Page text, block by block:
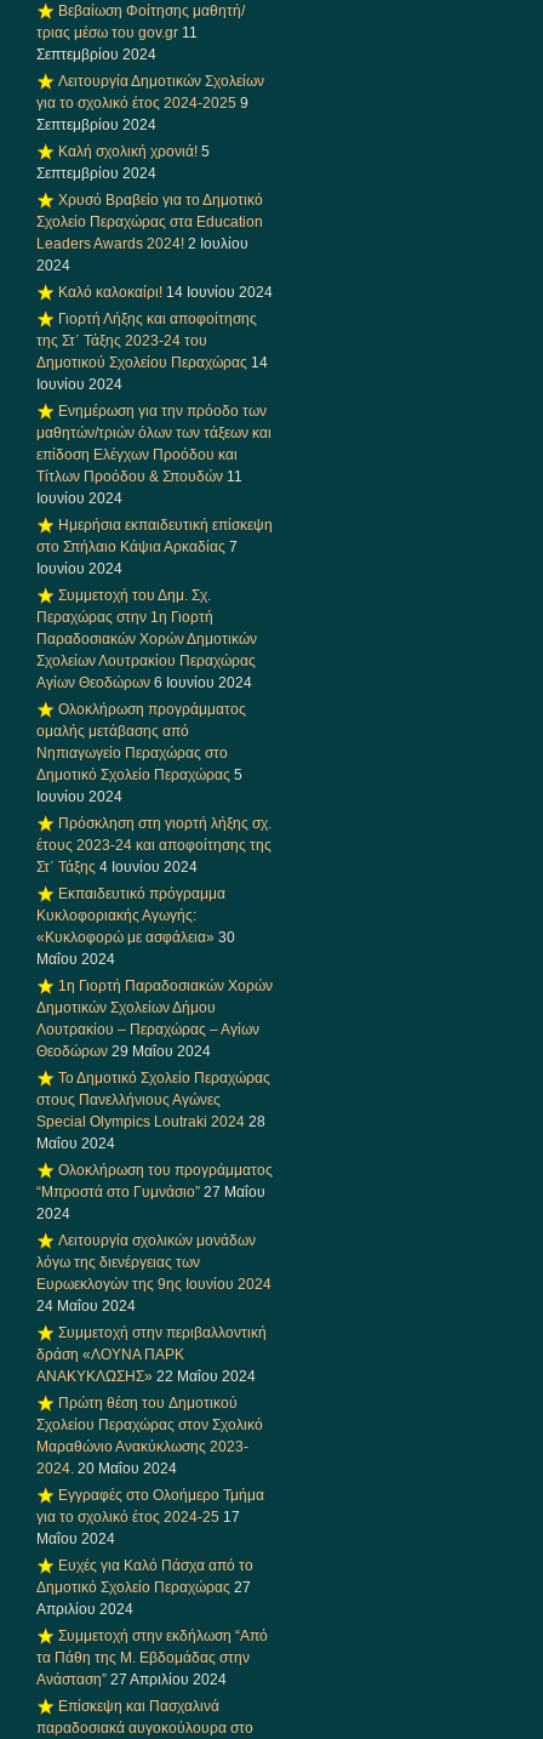
Βεβαίωση Φοίτησης μαθητή/
τριας μέσω του gov.gr 11
Σεπτεμβρίου 2024
Λειτουργία Δημοτικών Σχολείων
για το σχολικό έτος 2024-2025 9
Σεπτεμβρίου 2024
Καλή σχολική χρονιά! 5
Σεπτεμβρίου 2024
Χρυσό Βραβείο για το Δημοτικό
Σχολείο Περαχώρας στα Education
Leaders Awards 2024! 2 Ιουλίου
2024
Καλό καλοκαίρι! 14 Ιουνίου 2024
Γιορτή Λήξης και αποφοίτησης
της Στ΄ Τάξης 2023-24 του
Δημοτικού Σχολείου Περαχώρας 14
Ιουνίου 2024
Ενημέρωση για την πρόοδο των
μαθητών/τριών όλων των τάξεων και
επίδοση Ελέγχων Προόδου και
Τίτλων Προόδου & Σπουδών 11
Ιουνίου 2024
Ημερήσια εκπαιδευτική επίσκεψη
στο Σπήλαιο Κάψια Αρκαδίας 7
Ιουνίου 2024
Συμμετοχή του Δημ. Σχ.
Περαχώρας στην 1η Γιορτή
Παραδοσιακών Χορών Δημοτικών
Σχολείων Λουτρακίου Περαχώρας
Αγίων Θεοδώρων 6 Ιουνίου 2024
Ολοκλήρωση προγράμματος
ομαλής μετάβασης από
Νηπιαγωγείο Περαχώρας στο
Δημοτικό Σχολείο Περαχώρας 5
Ιουνίου 2024
Πρόσκληση στη γιορτή λήξης σχ.
έτους 2023-24 και αποφοίτησης της
Στ΄ Τάξης 4 Ιουνίου 2024
Εκπαιδευτικό πρόγραμμα
Κυκλοφοριακής Αγωγής:
«Κυκλοφορώ με ασφάλεια» 30
Μαΐου 2024
1η Γιορτή Παραδοσιακών Χορών
Δημοτικών Σχολείων Δήμου
Λουτρακίου – Περαχώρας – Αγίων
Θεοδώρων 29 Μαΐου 2024
Το Δημοτικό Σχολείο Περαχώρας
στους Πανελλήνιους Αγώνες
Special Olympics Loutraki 2024 28
Μαΐου 2024
Ολοκλήρωση του προγράμματος
“Μπροστά στο Γυμνάσιο” 27 Μαΐου
2024
Λειτουργία σχολικών μονάδων
λόγω της διενέργειας των
Ευρωεκλογών της 9ης Ιουνίου 2024
24 Μαΐου 2024
Συμμετοχή στην περιβαλλοντική
δράση «ΛΟΥΝΑ ΠΑΡΚ
ΑΝΑΚΥΚΛΩΣΗΣ» 22 Μαΐου 2024
Πρώτη θέση του Δημοτικού
Σχολείου Περαχώρας στον Σχολικό
Μαραθώνιο Ανακύκλωσης 2023-
2024. 20 Μαΐου 2024
Εγγραφές στο Ολοήμερο Τμήμα
για το σχολικό έτος 2024-25 17
Μαΐου 2024
Ευχές για Καλό Πάσχα από το
Δημοτικό Σχολείο Περαχώρας 27
Απριλίου 2024
Συμμετοχή στην εκδήλωση “Από
τα Πάθη της Μ. Εβδομάδας στην
Ανάσταση” 27 Απριλίου 2024
Επίσκεψη και Πασχαλινά
παραδοσιακά αυγοκούλουρα στο